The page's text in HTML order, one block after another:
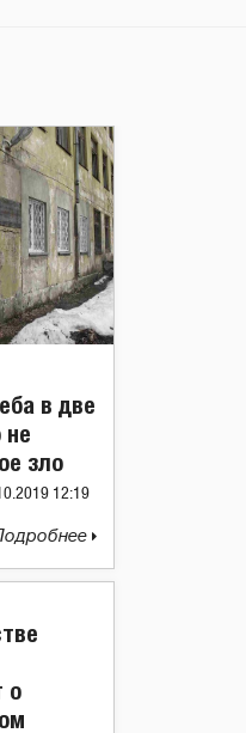
в две
зло
12:19
о